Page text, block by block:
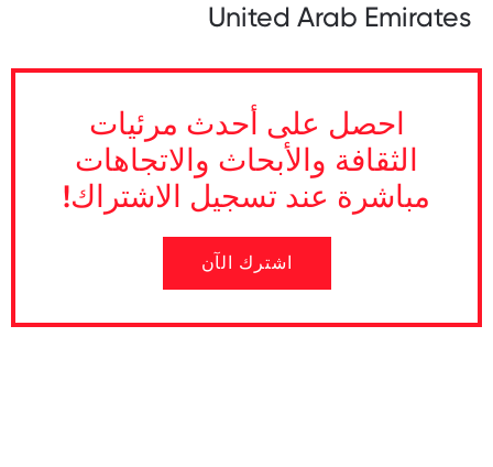
United Arab Emirates
احصل على أحدث مرئيات
الثقافة والأبحاث والاتجاهات
مباشرة عند تسجيل الاشتراك!
اشترك الآن